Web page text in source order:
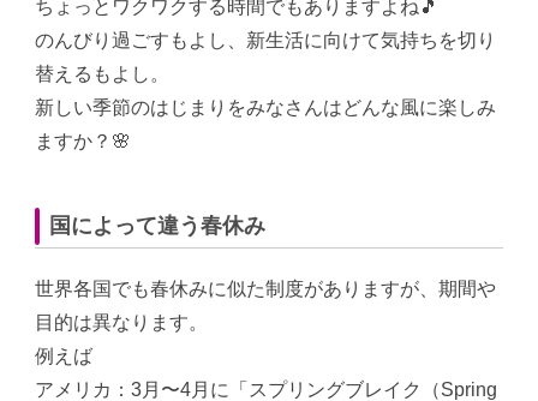
ちょっとワクワクする時間でもありますよね🎵
のんびり過ごすもよし、新生活に向けて気持ちを切り
替えるもよし。
新しい季節のはじまりをみなさんはどんな風に楽しみ
ますか？🌸
国によって違う春休み
世界各国でも春休みに似た制度がありますが、期間や
目的は異なります。
例えば
アメリカ：3月〜4月に「スプリングブレイク（Spring